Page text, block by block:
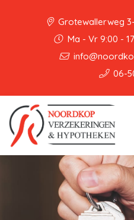
Grotewallerweg 3-
Ma - Vr 9:00 -
06-